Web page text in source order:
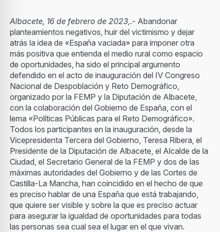
Albacete, 16 de febrero de 2023,.- Abandonar
planteamientos negativos, huir del victimismo y dejar
atrás la idea de «España vaciada» para imponer otra
más positiva que entienda el medio rural como espacio
de oportunidades, ha sido el principal argumento
defendido en el acto de inauguración del IV Congreso
Nacional de Despoblación y Reto Demográfico,
organizado por la FEMP y la Diputación de Albacete,
con la colaboración del Gobierno de España, con el
lema «Políticas Públicas para el Reto Demográfico».
Todos los participantes en la inauguración, desde la
Vicepresidenta Tercera del Gobierno, Teresa Ribera, el
Presidente de la Diputación de Albacete, el Alcalde de la
Ciudad, el Secretario General de la FEMP y dos de las
máximas autoridades del Gobierno y de las Cortes de
Castilla-La Mancha, han coincidido en el hecho de que
es preciso hablar de una España que está trabajando,
que quiere ser visible y sobre la que es preciso actuar
para asegurar la igualdad de oportunidades para todas
las personas sea cual sea el lugar en el que vivan.